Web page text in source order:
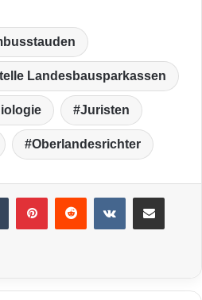
Landesbausparkassen
Juristen
Oberlandesrichter
VKontakte